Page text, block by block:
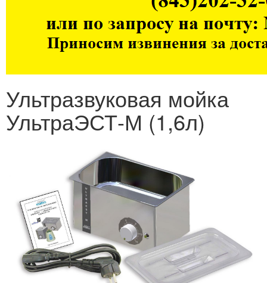
Ультразвуковая мойка
УльтраЭСТ-М (1,6л)